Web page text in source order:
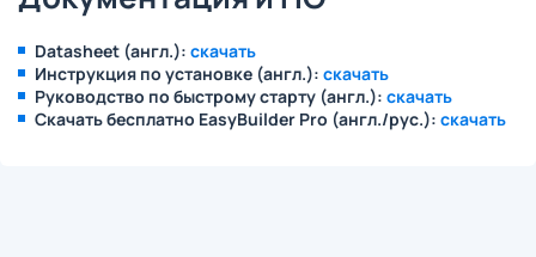
Datasheet (англ.): скачать
Инструкция по установке (англ.): скачать
Руководство по быстрому старту (англ.): скачать
Скачать бесплатно EasyBuilder Pro (англ./рус.): скачать